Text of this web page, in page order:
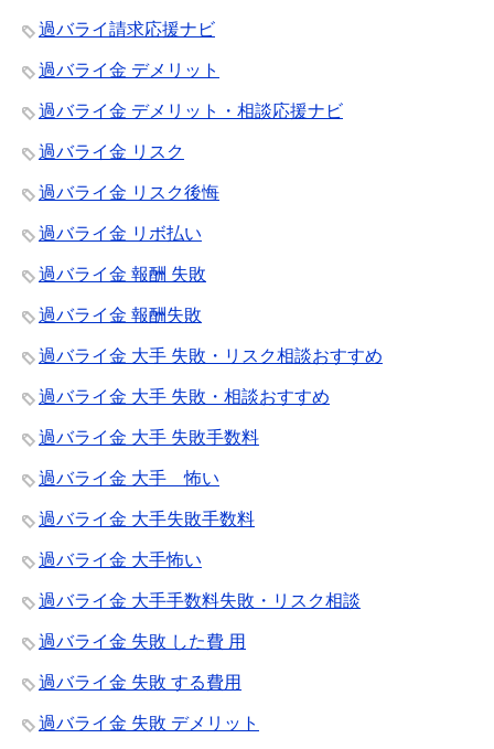
過バライ請求応援ナビ
過バライ金 デメリット
過バライ金 デメリット・相談応援ナビ
過バライ金 リスク
過バライ金 リスク後悔
過バライ金 リボ払い
過バライ金 報酬 失敗
過バライ金 報酬失敗
過バライ金 大手 失敗・リスク相談おすすめ
過バライ金 大手 失敗・相談おすすめ
過バライ金 大手 失敗手数料
過バライ金 大手 怖い
過バライ金 大手失敗手数料
過バライ金 大手怖い
過バライ金 大手手数料失敗・リスク相談
過バライ金 失敗 した費 用
過バライ金 失敗 する費用
過バライ金 失敗 デメリット